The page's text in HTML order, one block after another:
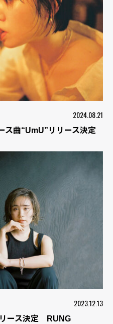
2024.08.21
ス曲“UmU”リリース決定
2023.12.13
ース決定 RUNG